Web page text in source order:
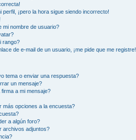
perfil, ¡pero la hora sigue siendo incorrecto!
mi nombre de usuario?
rango?
de e-mail de un usuario, ¡me pide que me registre!
tema o enviar una respuesta?
un mensaje?
a mi mensaje?
más opciones a la encuesta?
a algún foro?
archivos adjuntos?